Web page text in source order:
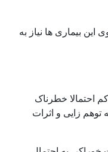
این بیماری ها نیاز به
احتمالا خطرناک
به توهم زایی و اثرات